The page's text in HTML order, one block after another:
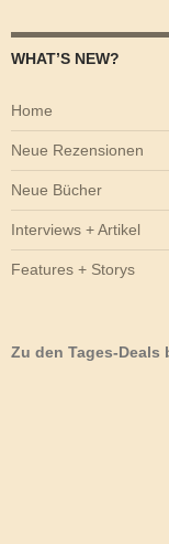
WHAT’S NEW?
Home
Neue Rezensionen
Neue Bücher
Interviews + Artikel
Features + Storys
Zu den Tages-Deals